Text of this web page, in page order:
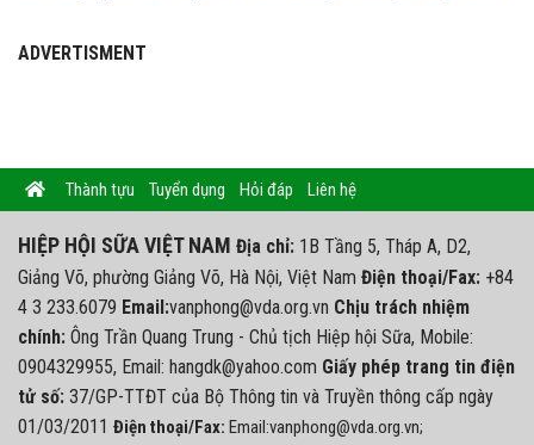
ADVERTISMENT
Thành tựu Tuyển dụng Hỏi đáp Liên hệ
HIỆP HỘI SỮA VIỆT NAM Địa chỉ: 1B Tầng 5, Tháp A, D2,
Giảng Võ, phường Giảng Võ, Hà Nội, Việt Nam Điện thoại/Fax: +84
4 3 233.6079 Email:vanphong@vda.org.vn Chịu trách nhiệm
chính: Ông Trần Quang Trung - Chủ tịch Hiệp hội Sữa, Mobile:
0904329955, Email: hangdk@yahoo.com Giấy phép trang tin điện
tử số: 37/GP-TTĐT của Bộ Thông tin và Truyền thông cấp ngày
01/03/2011 Điện thoại/Fax: Email:vanphong@vda.org.vn;